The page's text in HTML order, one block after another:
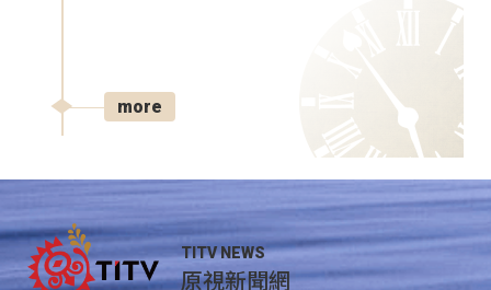
more
TITV NEWS
原視新聞網